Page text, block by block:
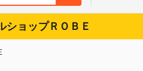
ショップＲＯＢＥ